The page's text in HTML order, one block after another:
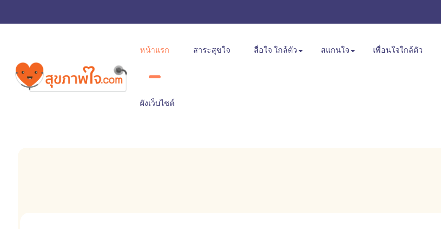
หน้าแรก สาระสุขใจ สื่อใจ ใกล้ตัว สแกนใจ เพื่อนใจใกล้ตัว
ผังเว็บไซต์